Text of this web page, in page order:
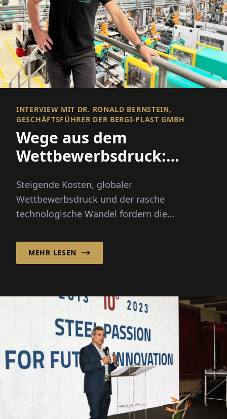
INTERVIEW MIT DR. RONALD BERNSTEIN,
GESCHÄFTSFÜHRER DER BERGI-PLAST GMBH
Wege aus dem
Wettbewerbsdruck:
diversifizieren,
vorangehen
Steigende Kosten, globaler
Wettbewerbsdruck und der rasche
technologische Wandel fordern die
GmbH...
MEHR LESEN